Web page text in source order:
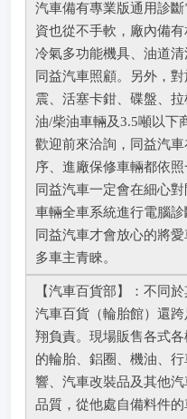
汽車備有專業版通用診
資也從不手軟，廠內備
冷氣多功能機具、油道
同益汽車照顧。另外，
震、活塞卡鉗、碟盤、
油/柴油車輛及3.5噸以下
歡迎前來洽詢，同益汽
序、進廠保修車輛都依
同益汽車一定會在細心
車輛全車系統進行電腦
同益汽車才會放心的將
多車主青睞。
【汽車百貨部】：不同
汽車百貨（輪胎館）還
翔負責。現場販售各式
的輪胎、鋁圈、機油、
響、汽車改裝品及其他
品質，從他處自備料件